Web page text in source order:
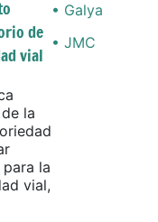
de
vial
la
la
vial,
• Galya
• JMC